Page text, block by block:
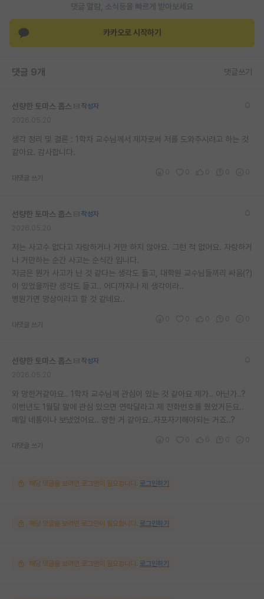
댓글 알람, 소식등을 빠르게 받아보세요
카카오로 시작하기
댓글 9개 댓글쓰기
선량한 토마스 홉스
작성자
생각 정리 및 결론 : 1학차 교수님께서 제자로써 저를 도와주시려고 하는 것
같아요. 감사합니다.
대댓글 쓰기
선량한 토마스 홉스
작성자
저는 사고수 없다고 자랑하거나 거만 하지 않아요. 그런 적 없어요. 자랑하거
나 거만하는 순간 사고는 순식간 입니다.
지금은 뭔가 사고가 난 것 같다는 생각도 들고, 대학원 교수님들끼리 싸움(?)
이 있었을까란 생각도 들고.. 어디까지나 제 생각이라..
병원가면 망상이라고 할 것 같네요..
대댓글 쓰기
선량한 토마스 홉스
작성자
와 망한거같아요.. 1학차 교수님께 관심이 있는 것 같아요 제가.. 아닌가..?
이번년도 1월달 말에 관심 있으면 연락달라고 제 전화번호를 줬었거든요..
메일 네통이나 보냈었어요.. 망한 거 같아요..자포자기해야되는 거죠..?
대댓글 쓰기
해당 댓글을 보려면 로그인이 필요합니다. 로그인하기
해당 댓글을 보려면 로그인이 필요합니다. 로그인하기
해당 댓글을 보려면 로그인이 필요합니다. 로그인하기